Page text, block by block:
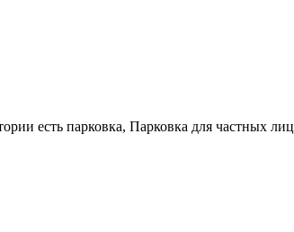
есть парковка, Парковка для частных лиц